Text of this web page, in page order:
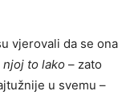
vjerovali da se ona
njoj to lako – zato
u svemu –